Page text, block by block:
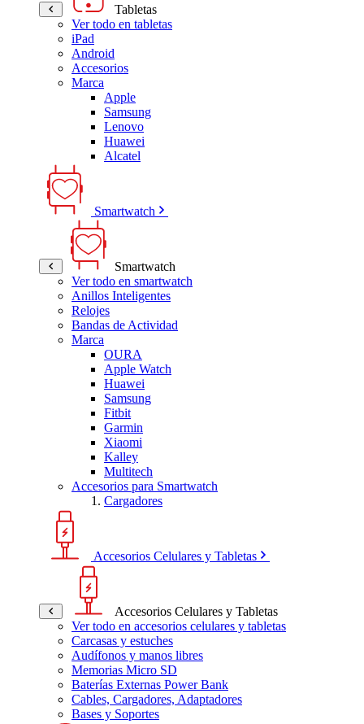
Tabletas
Ver todo en tabletas
iPad
Android
Accesorios
Marca
Apple
Samsung
Lenovo
Huawei
Alcatel
Smartwatch
Smartwatch
Ver todo en smartwatch
Anillos Inteligentes
Relojes
Bandas de Actividad
Marca
OURA
Apple Watch
Huawei
Samsung
Fitbit
Garmin
Xiaomi
Kalley
Multitech
Accesorios para Smartwatch
Cargadores
Accesorios Celulares y Tabletas
Accesorios Celulares y Tabletas
Ver todo en accesorios celulares y tabletas
Carcasas y estuches
Audífonos y manos libres
Memorias Micro SD
Baterías Externas Power Bank
Cables, Cargadores, Adaptadores
Bases y Soportes